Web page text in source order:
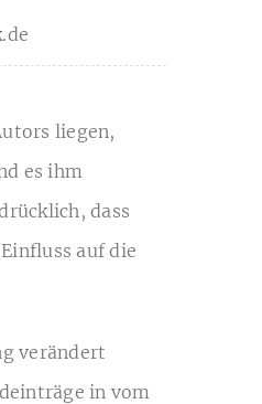
liegen,
es ihm
dass
auf die
verändert
in vom